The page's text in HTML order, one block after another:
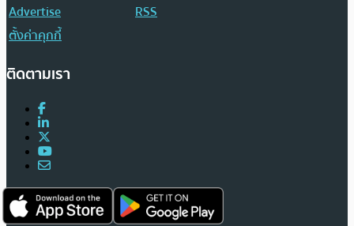
Advertise
RSS
ตั้งค่าคุกกี้
ติดตามเรา